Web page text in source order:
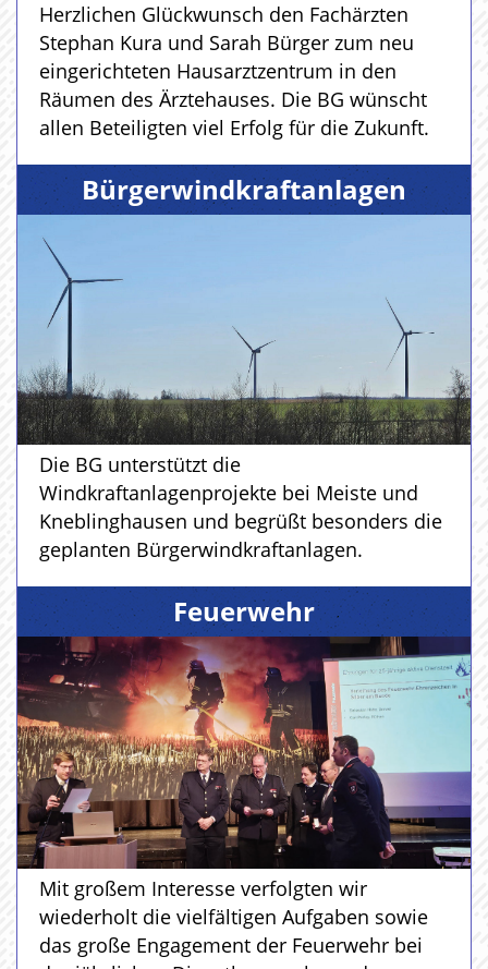
Herzlichen Glückwunsch den Fachärzten
Stephan Kura und Sarah Bürger zum neu
eingerichteten Hausarztzentrum in den
Räumen des Ärztehauses. Die BG wünscht
allen Beteiligten viel Erfolg für die Zukunft.
Bürgerwindkraftanlagen
Die BG unterstützt die
Windkraftanlagenprojekte bei Meiste und
Kneblinghausen und begrüßt besonders die
geplanten Bürgerwindkraftanlagen.
Feuerwehr
Mit großem Interesse verfolgten wir
wiederholt die vielfältigen Aufgaben sowie
das große Engagement der Feuerwehr bei